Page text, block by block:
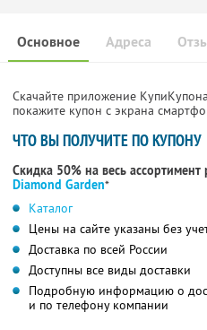
Основное Адреса
Скачайте приложение
покажите купон с экрана
ЧТО ВЫ ПОЛУЧИТЕ ПО КУПОНУ
Скидка 50% на весь ассортимент
Diamond Garden*
Каталог
Цены на сайте указаны без
Доставка по всей России
Доступны все виды доставки
Подробную информацию о
и по телефону компании